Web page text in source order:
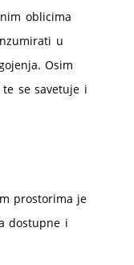
oblicima
u
Osim
se savetuje i
prostorima je
dostupne i